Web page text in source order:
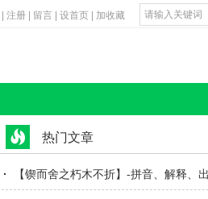
注册 留言 设首页 加收藏
热门文章
【锲而舍之朽木不折】-拼音、解释、